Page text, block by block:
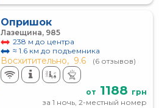
Опришок
Лазещина, 985
238 м до центра
≈ 1.6 км до подъемника
Восхитительно, 9.6 (6 отзывов)
от 1188 грн
за 1 ночь, 2-местный номер